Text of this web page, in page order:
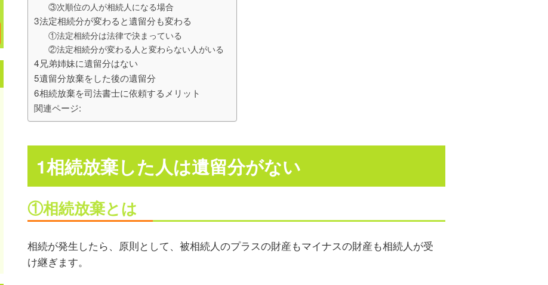
③次順位の人が相続人になる場合
3法定相続分が変わると遺留分も変わる
①法定相続分は法律で決まっている
②法定相続分が変わる人と変わらない人がいる
4兄弟姉妹に遺留分はない
5遺留分放棄をした後の遺留分
6相続放棄を司法書士に依頼するメリット
関連ページ:
1相続放棄した人は遺留分がない
①相続放棄とは
相続が発生したら、原則として、被相続人のプラスの財産もマイナスの財産も相続人が受
け継ぎます。